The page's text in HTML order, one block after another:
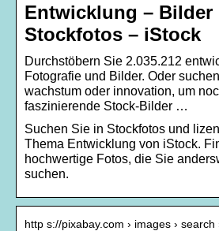
Entwicklung – Bilder
Stockfotos – iStock
Durchstöbern Sie 2.035.212
Fotografie und Bilder. Oder
wachstum oder innovation, um
faszinierende Stock-Bilder …
Suchen Sie in Stockfotos und
Thema Entwicklung von iStock.
hochwertige Fotos, die Sie
suchen.
http s://pixabay.com › images › search